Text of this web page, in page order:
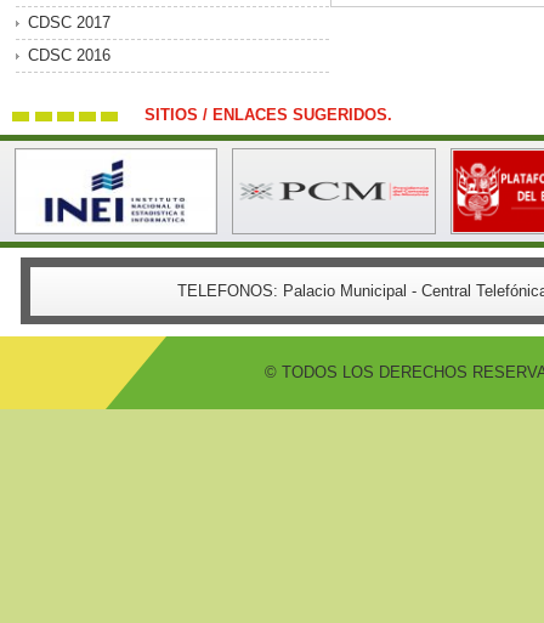
CDSC 2017
CDSC 2016
SITIOS / ENLACES SUGERIDOS.
TELEFONOS: Palacio Municipal - Central
© TODOS LOS DERECHOS